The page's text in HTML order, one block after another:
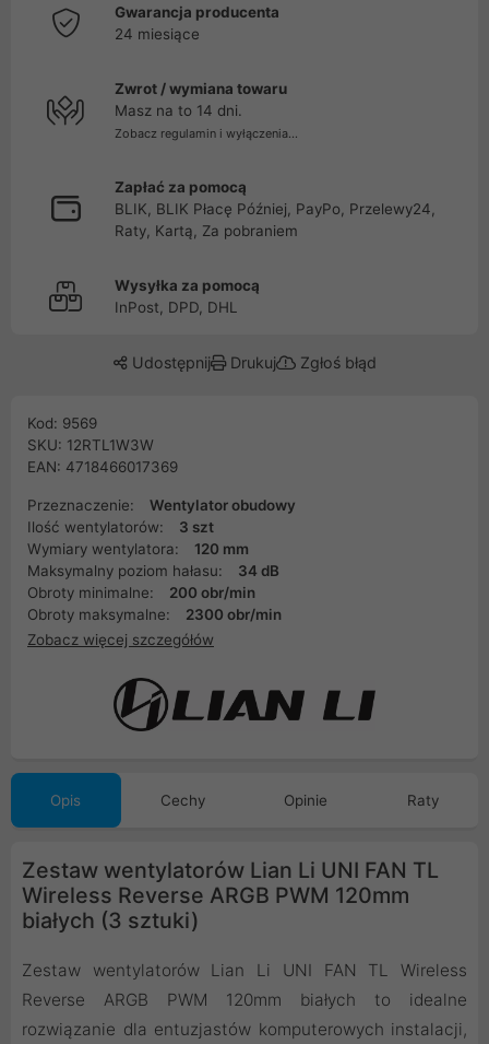
Gwarancja producenta
24 miesiące
Zwrot / wymiana towaru
Masz na to 14 dni.
Zobacz regulamin i wyłączenia...
Zapłać za pomocą
BLIK, BLIK Płacę Później, PayPo, Przelewy24,
Raty, Kartą, Za pobraniem
Wysyłka za pomocą
InPost, DPD, DHL
Udostępnij Drukuj Zgłoś błąd
Kod: 9569
SKU: 12RTL1W3W
EAN: 4718466017369
Przeznaczenie:
Wentylator obudowy
Ilość wentylatorów:
3 szt
Wymiary wentylatora:
120 mm
Maksymalny poziom hałasu:
34 dB
Obroty minimalne:
200 obr/min
Obroty maksymalne:
2300 obr/min
Zobacz więcej szczegółów
Opis Cechy Opinie Raty
Zestaw wentylatorów Lian Li UNI FAN TL
Wireless Reverse ARGB PWM 120mm
białych (3 sztuki)
Zestaw wentylatorów Lian Li UNI FAN TL Wireless
Reverse ARGB PWM 120mm białych to idealne
rozwiązanie dla entuzjastów komputerowych instalacji,